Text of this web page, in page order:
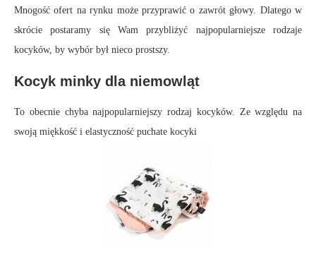
Mnogość ofert na rynku może przyprawić o zawrót głowy. Dlatego w
skrócie postaramy się Wam przybliżyć najpopularniejsze rodzaje
kocyków, by wybór był nieco prostszy.
Kocyk minky dla niemowląt
To obecnie chyba najpopularniejszy rodzaj kocyków. Ze względu na
swoją miękkość i elastyczność puchate kocyki